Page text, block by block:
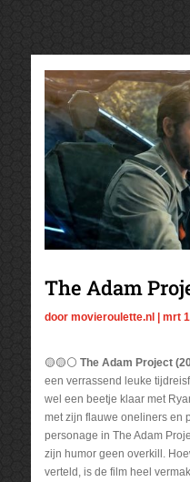
The Adam
door movieroulette.nl mrt
🟡🟡⚪ The Adam Project
een verrassend leuke
wel een beetje klaar met
met zijn flauwe oneliners en
personage in The Adam
zijn humor geen overkill.
verteld, is de film heel